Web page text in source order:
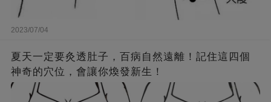
2023/07/04
夏天一定要灸透肚子，百病自然遠離！記住這四個
神奇的穴位，會讓你煥發新生！